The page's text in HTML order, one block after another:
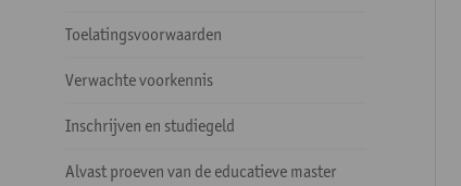
Toelatingsvoorwaarden
Verwachte voorkennis
Inschrijven en studiegeld
Alvast proeven van de educatieve master